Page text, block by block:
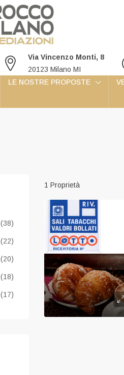
Via Vincenzo Monti, 8
20123 Milano MI
LE NOSTRE PROPOSTE
1 Proprietà
(38)
(22)
(20)
(18)
(17)